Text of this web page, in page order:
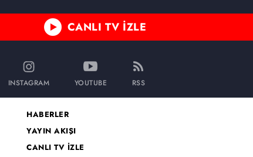
CANLI TV İZLE
INSTAGRAM YOUTUBE RSS
HABERLER
YAYIN AKIŞI
CANLI TV İZLE